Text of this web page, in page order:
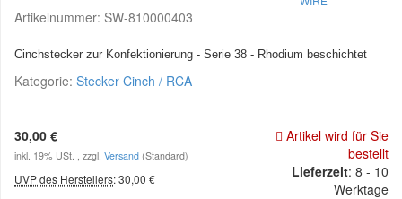
Artikelnummer: SW-810000403
Cinchstecker zur Konfektionierung - Serie 38 - Rhodium beschichtet
Kategorie: Stecker Cinch / RCA
30,00 €
inkl. 19% USt. , zzgl. Versand (Standard)
UVP des Herstellers:30,00 €
Artikel wird für Sie
bestellt
Lieferzeit: 8 - 10
Werktage